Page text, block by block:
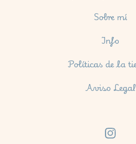
Sobre mí
Info
Políticas de la
Aviso Legal